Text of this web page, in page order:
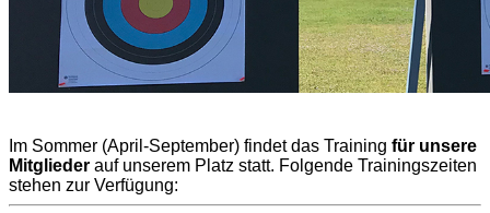
Im Sommer (April-September) findet das Training für unsere
Mitglieder auf unserem Platz statt. Folgende Trainingszeiten
stehen zur Verfügung: